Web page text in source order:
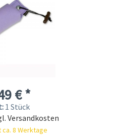
€ *
1 Stück
Versandkosten
8 Werktage